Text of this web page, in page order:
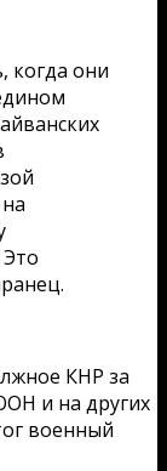
когда они
КНР за
и на других
военный